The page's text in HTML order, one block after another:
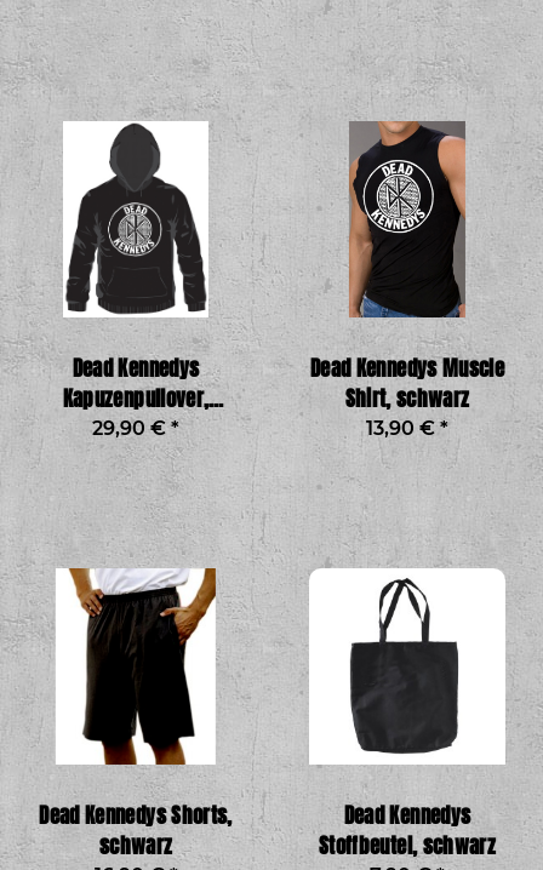
Dead Kennedys
Kapuzenpullover,
schwarz
29,90 €*
Dead Kennedys Muscle
Shirt, schwarz
13,90 €*
Dead Kennedys Shorts,
schwarz
Dead Kennedys
Stoffbeutel, schwarz